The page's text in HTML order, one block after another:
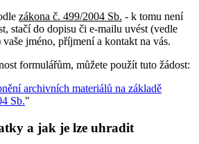
zákona č. 499/2004 Sb. - k tomu není
stačí do dopisu či e-mailu uvést (vedle
jméno, příjmení a kontakt na vás.
formulářům, můžete použít tuto žádost:
archivních materiálů na základě
Sb."
a jak je lze uhradit